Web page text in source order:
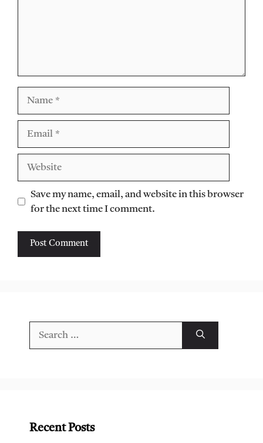
Save my name, email, and website in this browser
for the next time I comment.
Recent Posts